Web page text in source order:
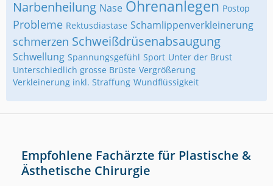
Narbenheilung Nase Ohrenanlegen Postop
Probleme Rektusdiastase Schamlippenverkleinerung
schmerzen Schweißdrüsenabsaugung
Schwellung Spannungsgefühl Sport Unter der Brust
Unterschiedlich grosse Brüste Vergrößerung
Verkleinerung inkl. Straffung Wundflüssigkeit
Empfohlene Fachärzte für Plastische &
Ästhetische Chirurgie